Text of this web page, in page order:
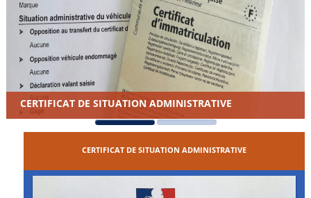
CERTIFICAT DE SITUATION ADMINISTRATIVE
CERTIFICAT DE SITUATION ADMINISTRATIVE